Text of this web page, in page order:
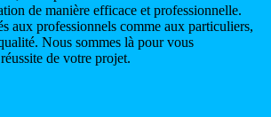
de manière efficace et professionnelle.
aux professionnels comme aux particuliers,
Nous sommes là pour vous
de votre projet.